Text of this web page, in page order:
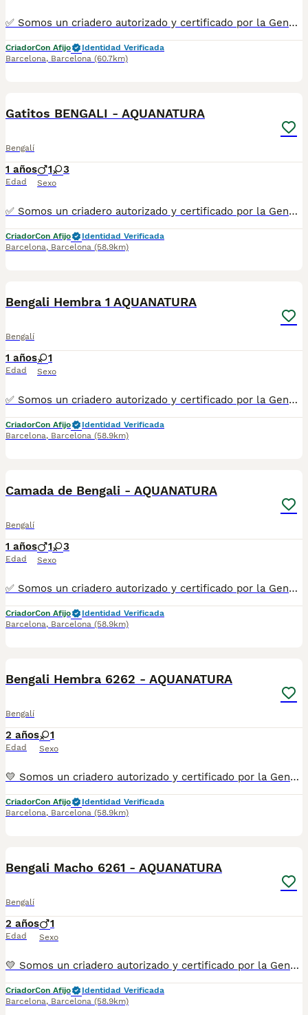
✅ Somos un criadero autorizado y certificado por la Generalitat de Catalunya. PARA MÁS INFORMACIÓN: ☎️ 933095977 📱 685878504 / 674320847 💻 www.aquanatura.es 🚙 Hacemos envíos 📌 Calle Roger de Flor 45, muy cerca del Arc de Triomf de Barcelona, de Lunes a Sábados. Se entregan con la mayoría de sus vacunas, desparasitados interna y externamente, con microchip y su registro, cartilla sanitaria y contrato de garantías, bajo la supervisión de nuestro equipo veterinario. AQUANATURA
CriadorCon Afijo
Identidad Verificada
Barcelona, Barcelona (60.7km)
Gatitos BENGALI - AQUANATURA
Bengalí
1 años
Edad
1 3
Sexo
✅ Somos un criadero autorizado y certificado por la Generalitat de Catalunya. ☎️ 933095977 📱 685878504 / 674320847 💻 www.aquanatura.es 🚙 Hacemos envíos 📌 Calle Roger de Flor 45, muy cerca del Arc de Triomf de Barcelona, de Lunes a Sábados, desde las 10h hasta las 20:00h. Se entregan con la mayoría de sus vacunas, desparasitados interna y externamente, con microchip y su registro, cartilla sanitaria y contrato de garantías, bajo la supervisión de nuestro equipo veterinario.
CriadorCon Afijo
Identidad Verificada
Barcelona, Barcelona (58.9km)
Bengali Hembra 1 AQUANATURA
Bengalí
1 años
Edad
1
Sexo
✅ Somos un criadero autorizado y certificado por la Generalitat de Catalunya. ☎️ 933095977 📱 685878504 / 674320847 💻 www.aquanatura.es 🚙 Hacemos envíos 📌 Calle Roger de Flor 45, muy cerca del Arc de Triomf de Barcelona, de Lunes a Sábados, desde las 10h hasta las 20:00h. Se entregan con la mayoría de sus vacunas, desparasitados interna y externamente, con microchip y su registro, cartilla sanitaria y contrato de garantías, bajo la supervisión de nuestro equipo veterinario.
CriadorCon Afijo
Identidad Verificada
Barcelona, Barcelona (58.9km)
Camada de Bengali - AQUANATURA
Bengalí
1 años
Edad
1 3
Sexo
✅ Somos un criadero autorizado y certificado por la Generalitat de Catalunya. ☎️ 933095977 📱 685878504 / 674320847 💻 www.aquanatura.es 🚙 Hacemos envíos 📌 Calle Roger de Flor 45, muy cerca del Arc de Triomf de Barcelona, de Lunes a Sábados, desde las 10h hasta las 20:00h. Se entregan con la mayoría de sus vacunas, desparasitados interna y externamente, con microchip y su registro, cartilla sanitaria y contrato de garantías, bajo la supervisión de nuestro equipo veterinario.
CriadorCon Afijo
Identidad Verificada
Barcelona, Barcelona (58.9km)
Bengali Hembra 6262 - AQUANATURA
Bengalí
2 años
Edad
1
Sexo
💛 Somos un criadero autorizado y certificado por la Generalitat de Catalunya. 📌 Estamos en la calle Roger de Flor 45, muy cerca del Arc de Triomf de Barcelona, de Lunes a Sábados, desde las 10h hasta las 21:00h. MAS INFO ☎️ 933095977 📱 685878504 FOTOS Y VIDEOS 💻 www.aquanatura.es 🚙 HACEMOS ENVIOS Se entregan vacunados, desparasitados interna y externamente, con microchip y su registro, con cartilla sanitaria y contrato de garantías, bajo la supervisión de nuestro equipo veterinario.
CriadorCon Afijo
Identidad Verificada
Barcelona, Barcelona (58.9km)
Bengali Macho 6261 - AQUANATURA
Bengalí
2 años
Edad
1
Sexo
💛 Somos un criadero autorizado y certificado por la Generalitat de Catalunya. 📌 Estamos en la calle Roger de Flor 45, muy cerca del Arc de Triomf de Barcelona, de Lunes a Sábados, desde las 10h hasta las 21:00h. MAS INFO ☎️ 933095977 📱 685878504 FOTOS Y VIDEOS 💻 www.aquanatura.es 🚙 HACEMOS ENVIOS Se entregan vacunados, desparasitados interna y externamente, con microchip y su registro, con cartilla sanitaria y contrato de garantías, bajo la supervisión de nuestro equipo veterinario.
CriadorCon Afijo
Identidad Verificada
Barcelona, Barcelona (58.9km)